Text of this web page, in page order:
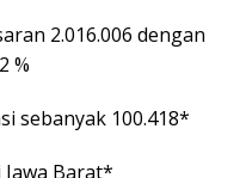
2.016.006 dengan
%
sebanyak 100.418*
Barat*